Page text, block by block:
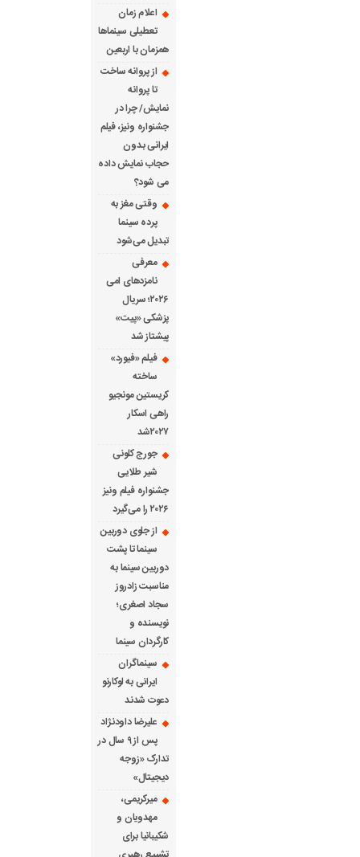
اعلام زمان
تعطیلی سینماها
همزمان با اربعین
از پروانه ساخت
تا پروانه
نمایش/ چرا در
جشنواره ونیز، فیلم
ایرانی بدون
حجاب نمایش داده
می شود؟
وقتی مغز به
پرده سینما
تبدیل می‌شود
معرفی
نامزدهای امی
۲۰۲۶؛ سریال
پزشکی «پیت»
پیشتاز شد
فیلم «فیورد»
ساخته
کریستین مونجیو
راهی اسکار
۲۰۲۷شد
جورج کلونی
شیر طلایی
جشنواره فیلم ونیز
۲۰۲۶ را می‌گیرد
از جلوی دوربین
سینما تا پشت
دوربین سینما به
مناسبت زادروز
سجاد اصغری؛
نویسنده و
کارگردان سینما
سینماگران
ایرانی به لوکارنو
دعوت شدند
علیرضا داودنژاد
پس از ۹ سال در
تدارک «زوجه
دیجیتال»
میرکریمی،
مهدویان و
شکیبانیا برای